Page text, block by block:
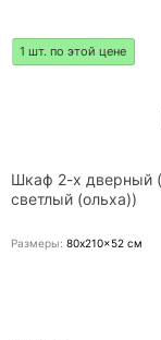
1 шт. по этой цене
Шкаф 2-х дверный
светлый (ольха))
Размеры: 80x210x52 см